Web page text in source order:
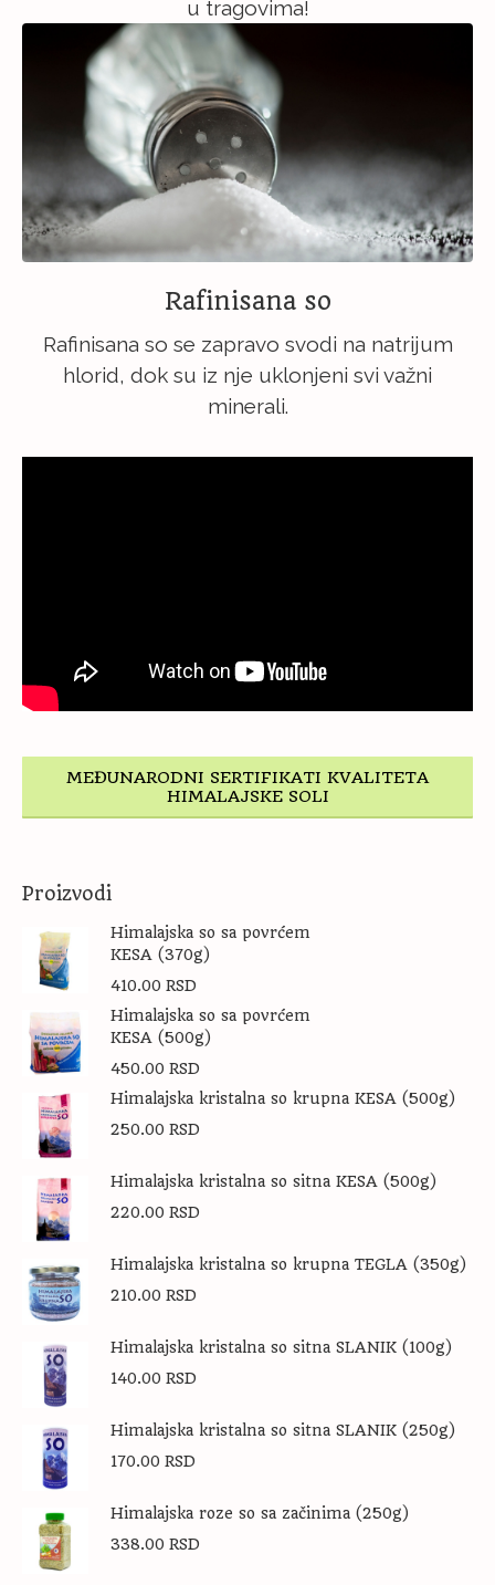
u tragovima!
Rafinisana so
Rafinisana so se zapravo svodi na natrijum
hlorid, dok su iz nje uklonjeni svi važni
minerali.
MEĐUNARODNI SERTIFIKATI KVALITETA
HIMALAJSKE SOLI
Proizvodi
Himalajska so sa povrćem
KESA (370g)
410.00 RSD
Himalajska so sa povrćem
KESA (500g)
450.00 RSD
Himalajska kristalna so krupna KESA (500g)
250.00 RSD
Himalajska kristalna so sitna KESA (500g)
220.00 RSD
Himalajska kristalna so krupna TEGLA (350g)
210.00 RSD
Himalajska kristalna so sitna SLANIK (100g)
140.00 RSD
Himalajska kristalna so sitna SLANIK (250g)
170.00 RSD
Himalajska roze so sa začinima (250g)
338.00 RSD